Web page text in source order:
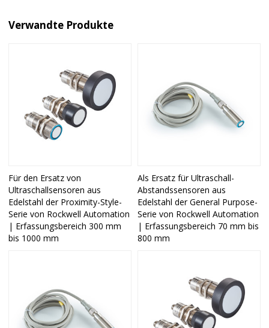
Verwandte Produkte
Für den Ersatz von
Ultraschallsensoren aus
Edelstahl der Proximity-Style-
Serie von Rockwell Automation
| Erfassungsbereich 300 mm
bis 1000 mm
Als Ersatz für Ultraschall-
Abstandssensoren aus
Edelstahl der General Purpose-
Serie von Rockwell Automation
| Erfassungsbereich 70 mm bis
800 mm